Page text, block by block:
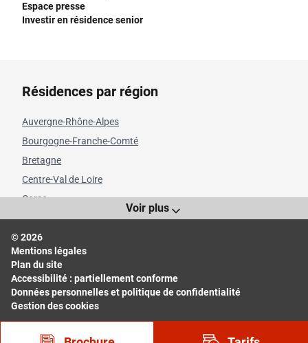
Espace presse
Investir en résidence senior
Résidences par région
Auvergne-Rhône-Alpes
Bourgogne-Franche-Comté
Bretagne
Centre-Val de Loire
Corse
Grand Est
Hauts-de-France
Île-de-France
Normandie
Nouvelle-Aquitaine
Pays de la Loire
Voir plus
© 2026
Mentions légales
Plan du site
Accessibilité : partiellement conforme
Données personnelles et politique de confidentialité
Gestion des cookies